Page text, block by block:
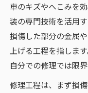
車のキズやへこみを
装の専門技術を活用
損傷した部分の金属
上げる工程を指しま
自分での修理では限
修理工程は、まず損